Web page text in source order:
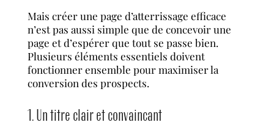
Mais créer une page d’atterrissage efficace
n’est pas aussi simple que de concevoir une
page et d’espérer que tout se passe bien.
Plusieurs éléments essentiels doivent
fonctionner ensemble pour maximiser la
conversion des prospects.
1. Un titre clair et convaincant